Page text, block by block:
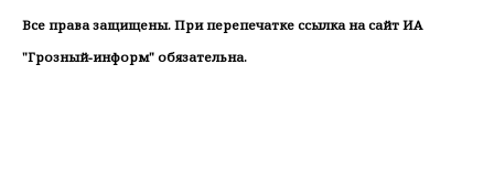
Все права защищены. При перепечатке ссылка на сайт ИА
"Грозный-информ" обязательна.